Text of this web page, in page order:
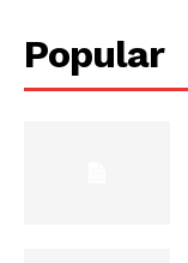
Popular